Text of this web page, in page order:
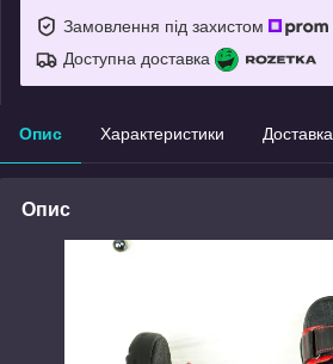
Замовлення під захистом
Доступна доставка
Опис Характеристики Доставка
Опис